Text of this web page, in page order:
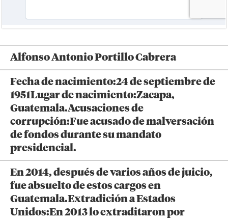
Alfonso Antonio Portillo Cabrera
Fecha de nacimiento:24 de septiembre de
1951Lugar de nacimiento:Zacapa,
Guatemala.Acusaciones de
corrupción:Fue acusado de malversación
de fondos durante su mandato
presidencial.
En 2014, después de varios años de juicio,
fue absuelto de estos cargos en
Guatemala.Extradición a Estados
Unidos:En 2013 lo extraditaron por